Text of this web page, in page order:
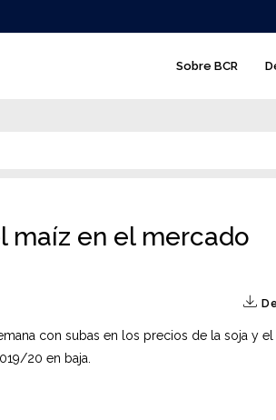
c
p
Sobre BCR
maíz en el mercado
con subas en los precios de la soja y el
20 en baja.